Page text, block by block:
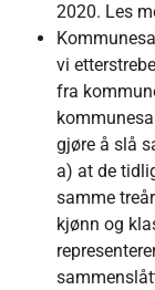
2020. Les
vi
fra
gjøre å slå
a) at de
samme
kjønn og